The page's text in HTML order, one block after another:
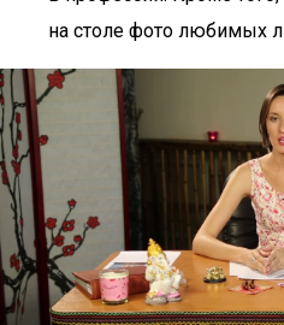
на столе фото любимых